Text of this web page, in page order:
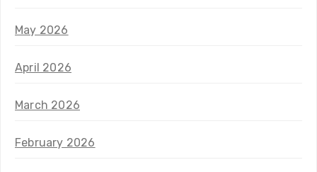
May 2026
April 2026
March 2026
February 2026